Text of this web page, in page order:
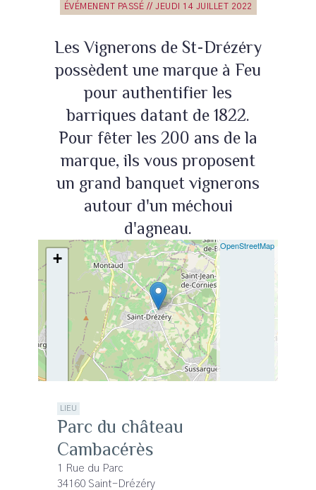
ÉVÉMENENT PASSÉ // JEUDI 14 JUILLET 2022
Les Vignerons de St-Drézéry
possèdent une marque à Feu
pour authentifier les
barriques datant de 1822.
Pour fêter les 200 ans de la
marque, ils vous proposent
un grand banquet vignerons
autour d'un méchoui
d'agneau.
+
OpenStreetMap
LIEU
Parc du château
Cambacérès
1 Rue du Parc
34160 Saint-Drézéry